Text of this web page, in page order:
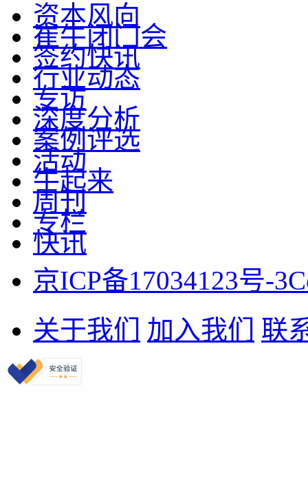
资本风向
崔牛闭门会
签约快讯
行业动态
专访
深度分析
案例评选
活动
牛起来
周刊
专栏
快讯
京ICP备17034123号-3
关于我们
加入我们 联